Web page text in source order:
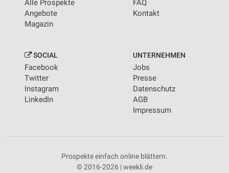
Alle Prospekte
Angebote
Magazin
FAQ
Kontakt
SOCIAL
Facebook
Twitter
Instagram
LinkedIn
UNTERNEHMEN
Jobs
Presse
Datenschutz
AGB
Impressum
Prospekte einfach online blättern.
© 2016-2026 | weekli.de